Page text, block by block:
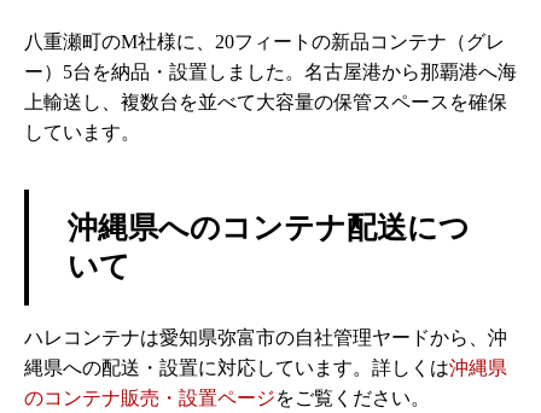
八重瀬町のM社様に、20フィートの新品コンテナ（グレ
ー）5台を納品・設置しました。名古屋港から那覇港へ海
上輸送し、複数台を並べて大容量の保管スペースを確保
しています。
沖縄県へのコンテナ配送につ
いて
ハレコンテナは愛知県弥富市の自社管理ヤードから、沖
縄県への配送・設置に対応しています。詳しくは沖縄県
のコンテナ販売・設置ページをご覧ください。